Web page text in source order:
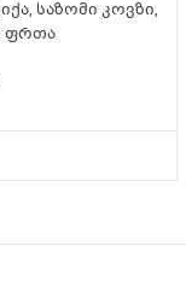
საზომი კოვზი,
ფრთა